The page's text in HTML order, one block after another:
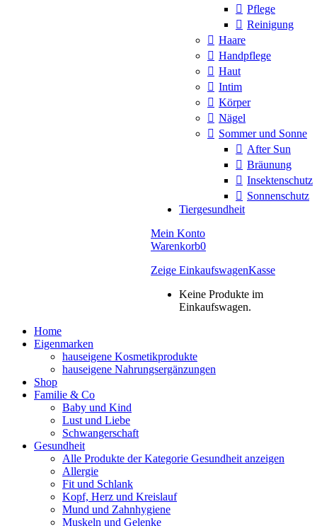
Pflege
Reinigung
Haare
Handpflege
Haut
Intim
Körper
Nägel
Sommer und Sonne
After Sun
Bräunung
Insektenschutz
Sonnenschutz
Tiergesundheit
Mein Konto
Warenkorb0
Zeige EinkaufswagenKasse
Keine Produkte im
Einkaufswagen.
Home
Eigenmarken
hauseigene Kosmetikprodukte
hauseigene Nahrungsergänzungen
Shop
Familie & Co
Baby und Kind
Lust und Liebe
Schwangerschaft
Gesundheit
Alle Produkte der Kategorie Gesundheit anzeigen
Allergie
Fit und Schlank
Kopf, Herz und Kreislauf
Mund und Zahnhygiene
Muskeln und Gelenke